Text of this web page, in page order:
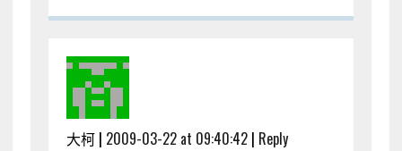
大柯 | 2009-03-22 at 09:40:42| Reply